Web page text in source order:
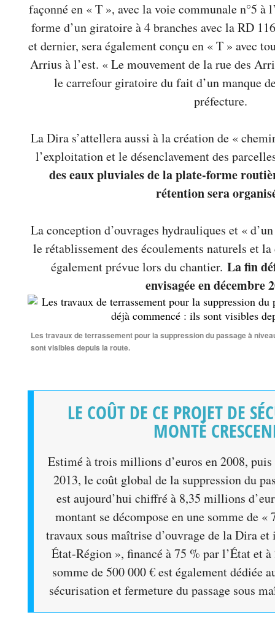
façonné en « T », avec la voie communale n°5 à
forme d’un giratoire à 4 branches avec la RD
et dernier, sera également conçu en « T » avec
Arrius à l’est. « Le mouvement de la rue des
le carrefour giratoire du fait d’un manque
préfecture.
La Dira s’attellera aussi à la création de «
l’exploitation et le désenclavement des
des eaux pluviales de la plate-forme
rétention sera
La conception d’ouvrages hydrauliques et «
le rétablissement des écoulements naturels et
également prévue lors du chantier. La fin
envisagée en décembre
Les travaux de terrassement pour la suppression du passage à
sont visibles depuis la route.
LE COÛT DE CE PROJET DE
MONTÉ
Estimé à trois millions d’euros en 2008,
2013, le coût global de la suppression du
est aujourd’hui chiffré à 8,35 millions
montant se décompose en une somme de
travaux sous maîtrise d’ouvrage de la Dira
État-Région », financé à 75 % par l’État et
somme de 500 000 € est également dédiée
sécurisation et fermeture du passage sous